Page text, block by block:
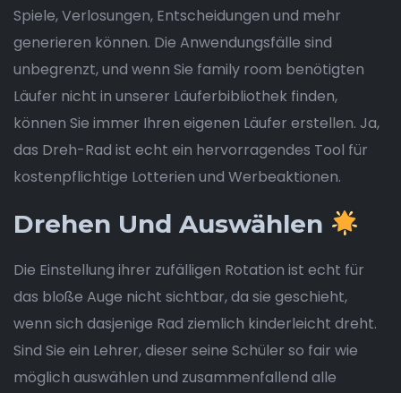
Spiele, Verlosungen, Entscheidungen und mehr
generieren können. Die Anwendungsfälle sind
unbegrenzt, und wenn Sie family room benötigten
Läufer nicht in unserer Läuferbibliothek finden,
können Sie immer Ihren eigenen Läufer erstellen. Ja,
das Dreh-Rad ist echt ein hervorragendes Tool für
kostenpflichtige Lotterien und Werbeaktionen.
Drehen Und Auswählen
Die Einstellung ihrer zufälligen Rotation ist echt für
das bloße Auge nicht sichtbar, da sie geschieht,
wenn sich dasjenige Rad ziemlich kinderleicht dreht.
Sind Sie ein Lehrer, dieser seine Schüler so fair wie
möglich auswählen und zusammenfallend alle